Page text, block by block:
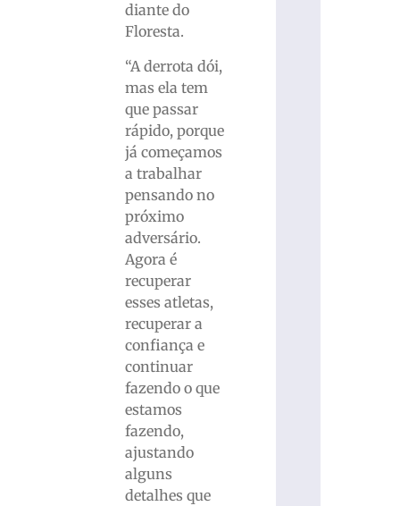
diante do
Floresta.
“A derrota dói,
mas ela tem
que passar
rápido, porque
já começamos
a trabalhar
pensando no
próximo
adversário.
Agora é
recuperar
esses atletas,
recuperar a
confiança e
continuar
fazendo o que
estamos
fazendo,
ajustando
alguns
detalhes que